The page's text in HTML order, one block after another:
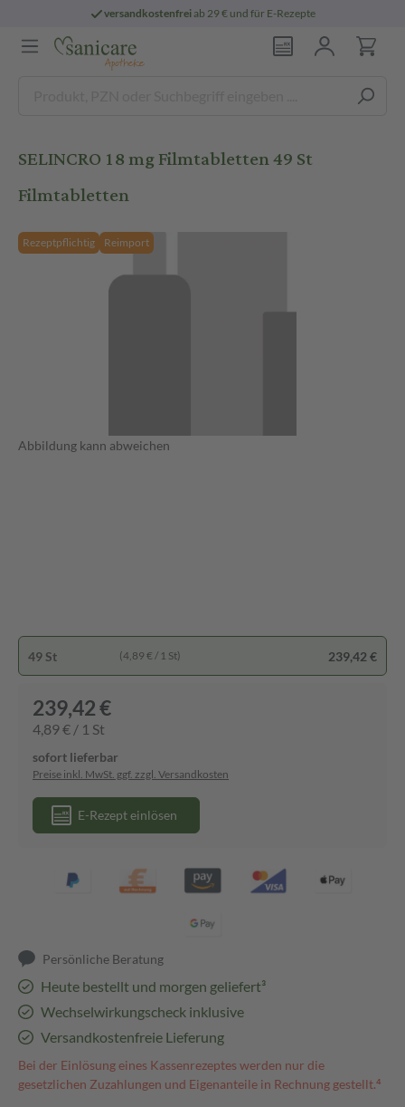
versandkostenfreiab 29 € und für E-Rezepte
SELINCRO 18 mg Filmtabletten 49 St
Filmtabletten
Rezeptpflichtig Reimport
Abbildung kann abweichen
49 St (4,89 € / 1 St) 239,42 €
239,42 €
4,89 € / 1 St
sofort lieferbar
Preise inkl. MwSt. ggf. zzgl. Versandkosten
E-Rezept einlösen
Persönliche Beratung
Heute bestellt und morgen geliefert³
Wechselwirkungscheck inklusive
Versandkostenfreie Lieferung
Bei der Einlösung eines Kassenrezeptes werden nur die
gesetzlichen Zuzahlungen und Eigenanteile in Rechnung gestellt.⁴